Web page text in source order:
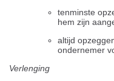
tenminste
hem zijn
altijd
ondernemer
Verlenging